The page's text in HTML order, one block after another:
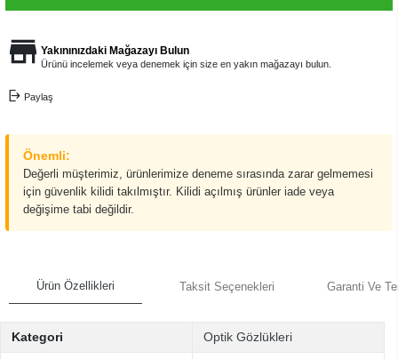
Yakınınızdaki Mağazayı Bulun
Ürünü incelemek veya denemek için size en yakın mağazayı bulun.
Paylaş
Önemli:
Değerli müşterimiz, ürünlerimize deneme sırasında zarar gelmemesi
için güvenlik kilidi takılmıştır. Kilidi açılmış ürünler iade veya
değişime tabi değildir.
Ürün Özellikleri Taksit Seçenekleri Garanti Ve
Kategori Optik Gözlükleri